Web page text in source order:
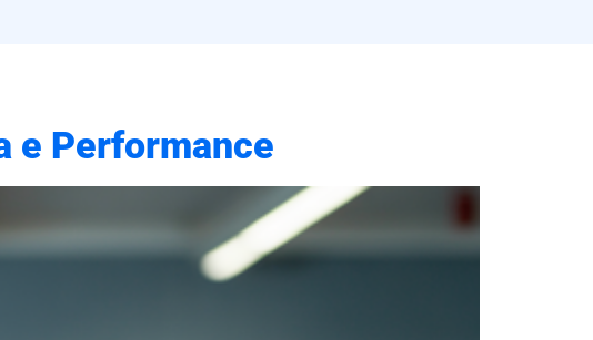
e Performance